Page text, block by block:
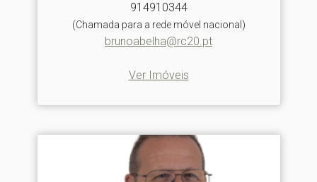
914910344
(Chamada para a rede móvel nacional)
brunoabelha@rc20.pt
Ver Imóveis